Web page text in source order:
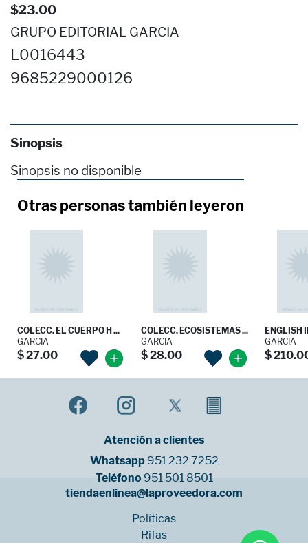
$23.00
GRUPO EDITORIAL GARCIA
L0016443
9685229000126
Sinopsis
Sinopsis no disponible
Otras personas también leyeron
COLECC. EL CUERPO H ...
GARCIA
$ 27.00
COLECC. ECOSISTEMAS ...
GARCIA
$ 28.00
ENGLISH
GARCIA
$
Atención a clientes
Whatsapp 951 232 7252
Teléfono 951 501 8501
tiendaenlinea@laproveedora.com
Políticas
Rifas